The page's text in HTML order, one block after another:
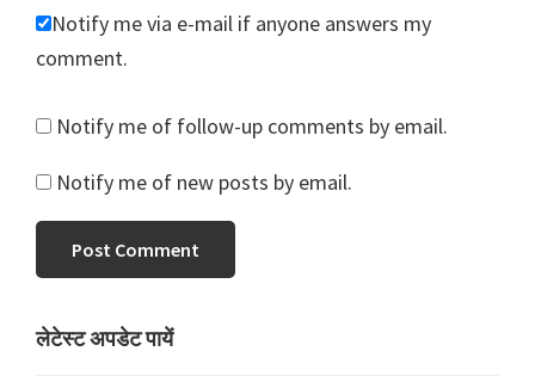
Notify me via e-mail if anyone answers my
comment.
Notify me of follow-up comments by email.
Notify me of new posts by email.
Primary
लेटेस्ट अपडेट पायें